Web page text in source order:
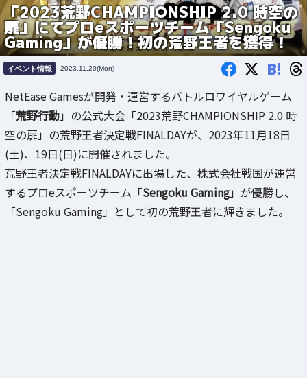
「2023荒野CHAMPIONSHIP 2.0 時空の
扉」にてプロeスポーツチーム「Sengoku
Gaming」が優勝！初の荒野王者を獲得！
イベント情報 2023.11.20(Mon) B!
NetEase Gamesが開発・運営するバトルロワイヤルゲーム
「荒野行動」の公式大会「2023荒野CHAMPIONSHIP 2.0 時
空の扉」の荒野王者決定戦FINALDAYが、2023年11月18日
(土)、19日(日)に開催されました。
荒野王者決定戦FINALDAYに出場した、株式会社戦国が運営
するプロeスポーツチーム「Sengoku Gaming」が優勝し、
「Sengoku Gaming」として初の荒野王者に輝きました。